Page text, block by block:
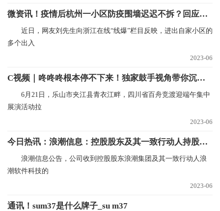
微资讯！疫情后杭州一小区防疫围墙迟迟不拆？回应来了
近日，网友刘先生向浙江在线“线爆”栏目反映，进出自家小区的
多个出入
2023-06
C视频｜咚咚咚根本停不下来！独家鼓手视角带你沉浸式划龙舟
6月21日，乐山市夹江县青衣江畔，四川省百舟竞渡迎端午集中
展演活动拉
2023-06
今日热讯：浪潮信息：控股股东及其一致行动人持股比例下降7.09%
浪潮信息公告，公司收到控股股东浪潮集团及其一致行动人浪
潮软件科技的
2023-06
通讯！sum37是什么牌子_su m37